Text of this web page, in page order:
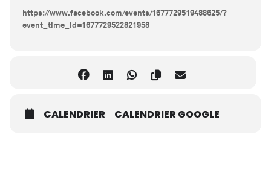
https://www.facebook.com/events/1677729519488625/?
event_time_id=1677729522821958
CALENDRIER CALENDRIER GOOGLE